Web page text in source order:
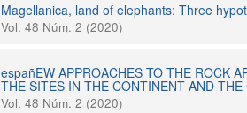
Magellanica, land of elephants: Three
Vol. 48 Núm. 2 (2020)
españEW APPROACHES TO THE ROCK
THE SITES IN THE CONTINENT AND
Vol. 48 Núm. 2 (2020)